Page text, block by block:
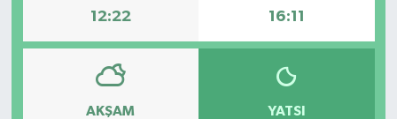
12:22 16:11
AKŞAM YATSI